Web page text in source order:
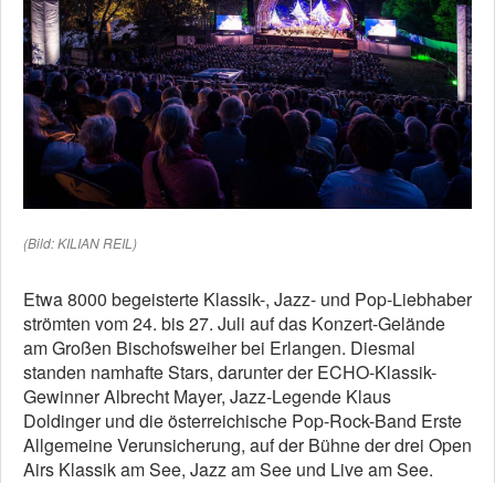
(Bild: KILIAN REIL)
Etwa 8000 begeisterte Klassik-, Jazz- und Pop-Liebhaber
strömten vom 24. bis 27. Juli auf das Konzert-Gelände
am Großen Bischofsweiher bei Erlangen. Diesmal
standen namhafte Stars, darunter der ECHO-Klassik-
Gewinner Albrecht Mayer, Jazz-Legende Klaus
Doldinger und die österreichische Pop-Rock-Band Erste
Allgemeine Verunsicherung, auf der Bühne der drei Open
Airs Klassik am See, Jazz am See und Live am See.